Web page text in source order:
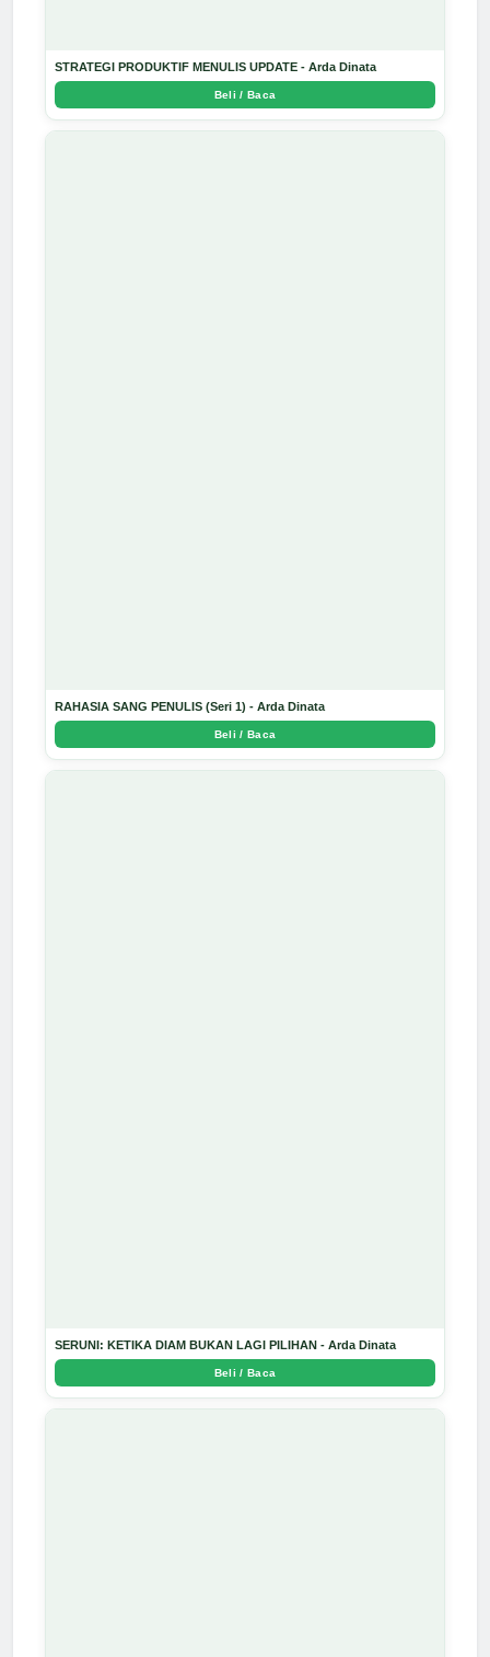
STRATEGI PRODUKTIF MENULIS UPDATE - Arda Dinata
Beli / Baca
RAHASIA SANG PENULIS (Seri 1) - Arda Dinata
Beli / Baca
SERUNI: KETIKA DIAM BUKAN LAGI PILIHAN - Arda Dinata
Beli / Baca